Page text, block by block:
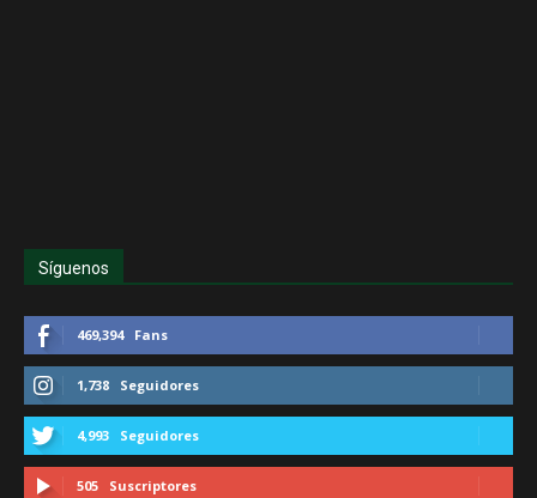
Síguenos
469,394 Fans
1,738 Seguidores
4,993 Seguidores
505 Suscriptores